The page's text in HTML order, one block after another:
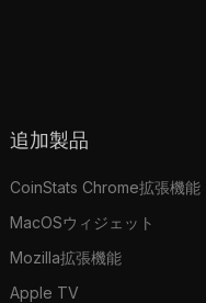
追加製品
CoinStats Chrome拡張機能
MacOSウィジェット
Mozilla拡張機能
Apple TV